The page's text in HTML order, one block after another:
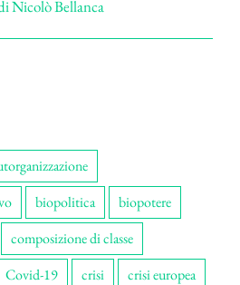
Nicolò Bellanca
biopolitica
biopotere
composizione di classe
Covid-19 crisi
crisi europea